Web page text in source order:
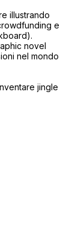
illustrando
e
novel
nel mondo
jingle